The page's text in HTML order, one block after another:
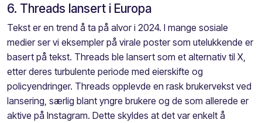
6. Threads lansert i Europa
Tekst er en trend å ta på alvor i 2024. I mange sosiale
medier ser vi eksempler på virale poster som utelukkende er
basert på tekst. Threads ble lansert som et alternativ til X,
etter deres turbulente periode med eierskifte og
policyendringer. Threads opplevde en rask brukervekst ved
lansering, særlig blant yngre brukere og de som allerede er
aktive på Instagram. Dette skyldes at det var enkelt å